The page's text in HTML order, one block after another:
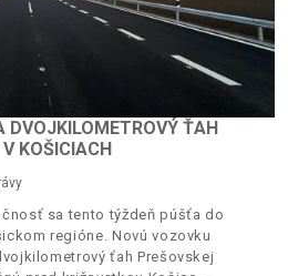
DVOJKILOMETROVÝ ŤAH
KOŠICIACH
sa tento týždeň púšťa do
regióne. Novú vozovku
ťah Prešovskej